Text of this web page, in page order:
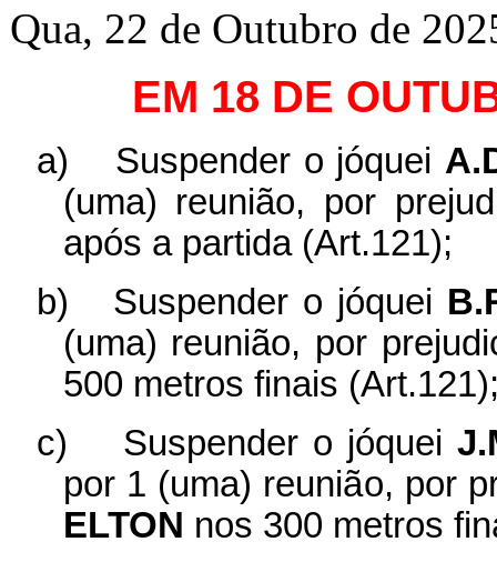
Qua, 22 de Outubro de
EM 18 DE
a) Suspender o jóquei
(uma) reunião, por
após a partida (Art.121);
b)
Suspender o jóquei
(uma) reunião, por
500 metros finais
c)
Suspender o jóquei
por 1 (uma) reunião, por
ELTON nos 300 metros